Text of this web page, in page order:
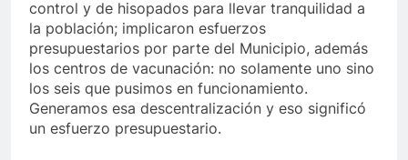
control y de hisopados para llevar tranquilidad a
la población; implicaron esfuerzos
presupuestarios por parte del Municipio, además
los centros de vacunación: no solamente uno sino
los seis que pusimos en funcionamiento.
Generamos esa descentralización y eso significó
un esfuerzo presupuestario.